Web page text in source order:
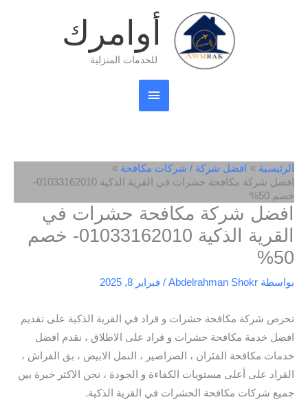
أوامرك
للخدمات المنزلية
القائمة
الرئيسية
الرئيسية
افضل شركة / شركات مكافحة
افضل شركة مكافحة حشرات في القرية الذكية 01033162010-
خصم 50%
افضل شركة مكافحة حشرات في
القرية الذكية 01033162010- خصم
50%
بواسطة Abdelrahman Shokr
/ فبراير 8, 2025
تحرص شركة مكافحة حشرات و قراد في القرية الذكية على تقديم
افضل خدمة مكافحة حشرات و قراد على الاطلاق ، نقدم افضل
خدمات مكافحة الفئران ، الصراصير ، النمل الابيض ، بق الفراش ،
القراد على أعلى مستويات الكفاءة و الجودة ، نحن الاكثر خبرة بين
جميع شركات مكافحة الحشرات في القرية الذكية.